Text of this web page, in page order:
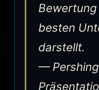
besten
darstellt.
—